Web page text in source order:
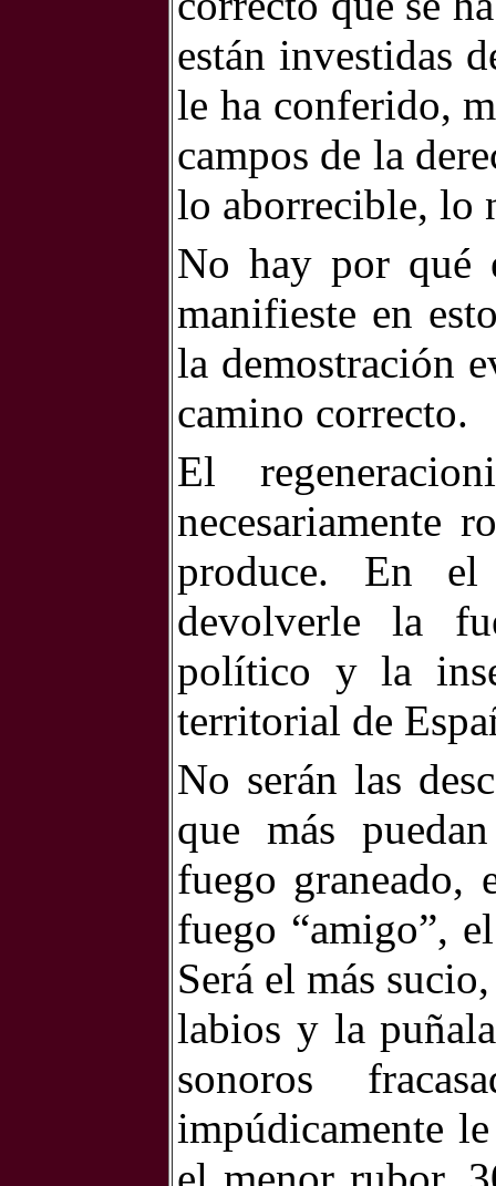
están investidas
le ha conferido,
campos de la
lo aborrecible, lo
No hay por qué
manifieste en
la demostración
camino correcto.
El
necesariamente
produce. En
devolverle la
político y la
territorial de
No serán las
que más
fuego graneado,
fuego “amigo”,
Será el más
labios y la
sonoros
impúdicamente